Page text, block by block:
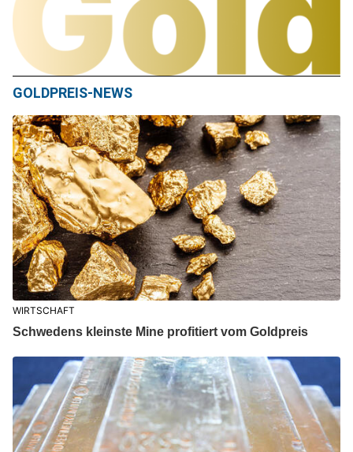
GOLDPREIS-NEWS
WIRTSCHAFT
Schwedens kleinste Mine profitiert vom Goldpreis